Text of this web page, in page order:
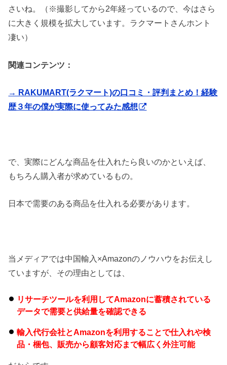
さいね。（※撮影してから2年経っているので、今はさら
に大きく規模を拡大しています。ラクマートさんホント
凄い）
関連コンテンツ：
→ RAKUMART(ラクマート)の口コミ・評判まとめ！経験
歴３年の僕が実際に使ってみた感想
で、実際にどんな商品を仕入れたら良いのかといえば、
もちろん購入者が求めているもの。
日本で需要のある商品を仕入れる必要があります。
当メディアでは中国輸入×Amazonのノウハウをお伝えし
ていますが、その理由としては、
リサーチツールを利用してAmazonに蓄積されている
データで需要と供給量を確認できる
輸入代行会社とAmazonを利用することで仕入れや検
品・梱包、販売から顧客対応まで幅広く外注可能